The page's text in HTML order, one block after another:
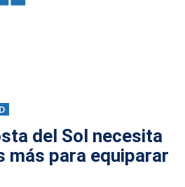
del Sol necesita
más para equiparar